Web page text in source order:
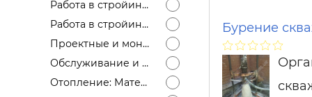
Работа
Работа в стройиндустрии — вакансии
Работа в стройиндустрии — резюме
Проектные и монтажные работы
Обслуживание и ремонт сантехники, отопления, кондиционеров
Отопление: Материалы
Бурение